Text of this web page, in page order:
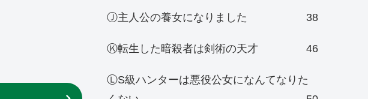
Ⓙ主人公の養女になりました 38
Ⓚ転生した暗殺者は剣術の天才 46
ⓁS級ハンターは悪役公女になんてなりた